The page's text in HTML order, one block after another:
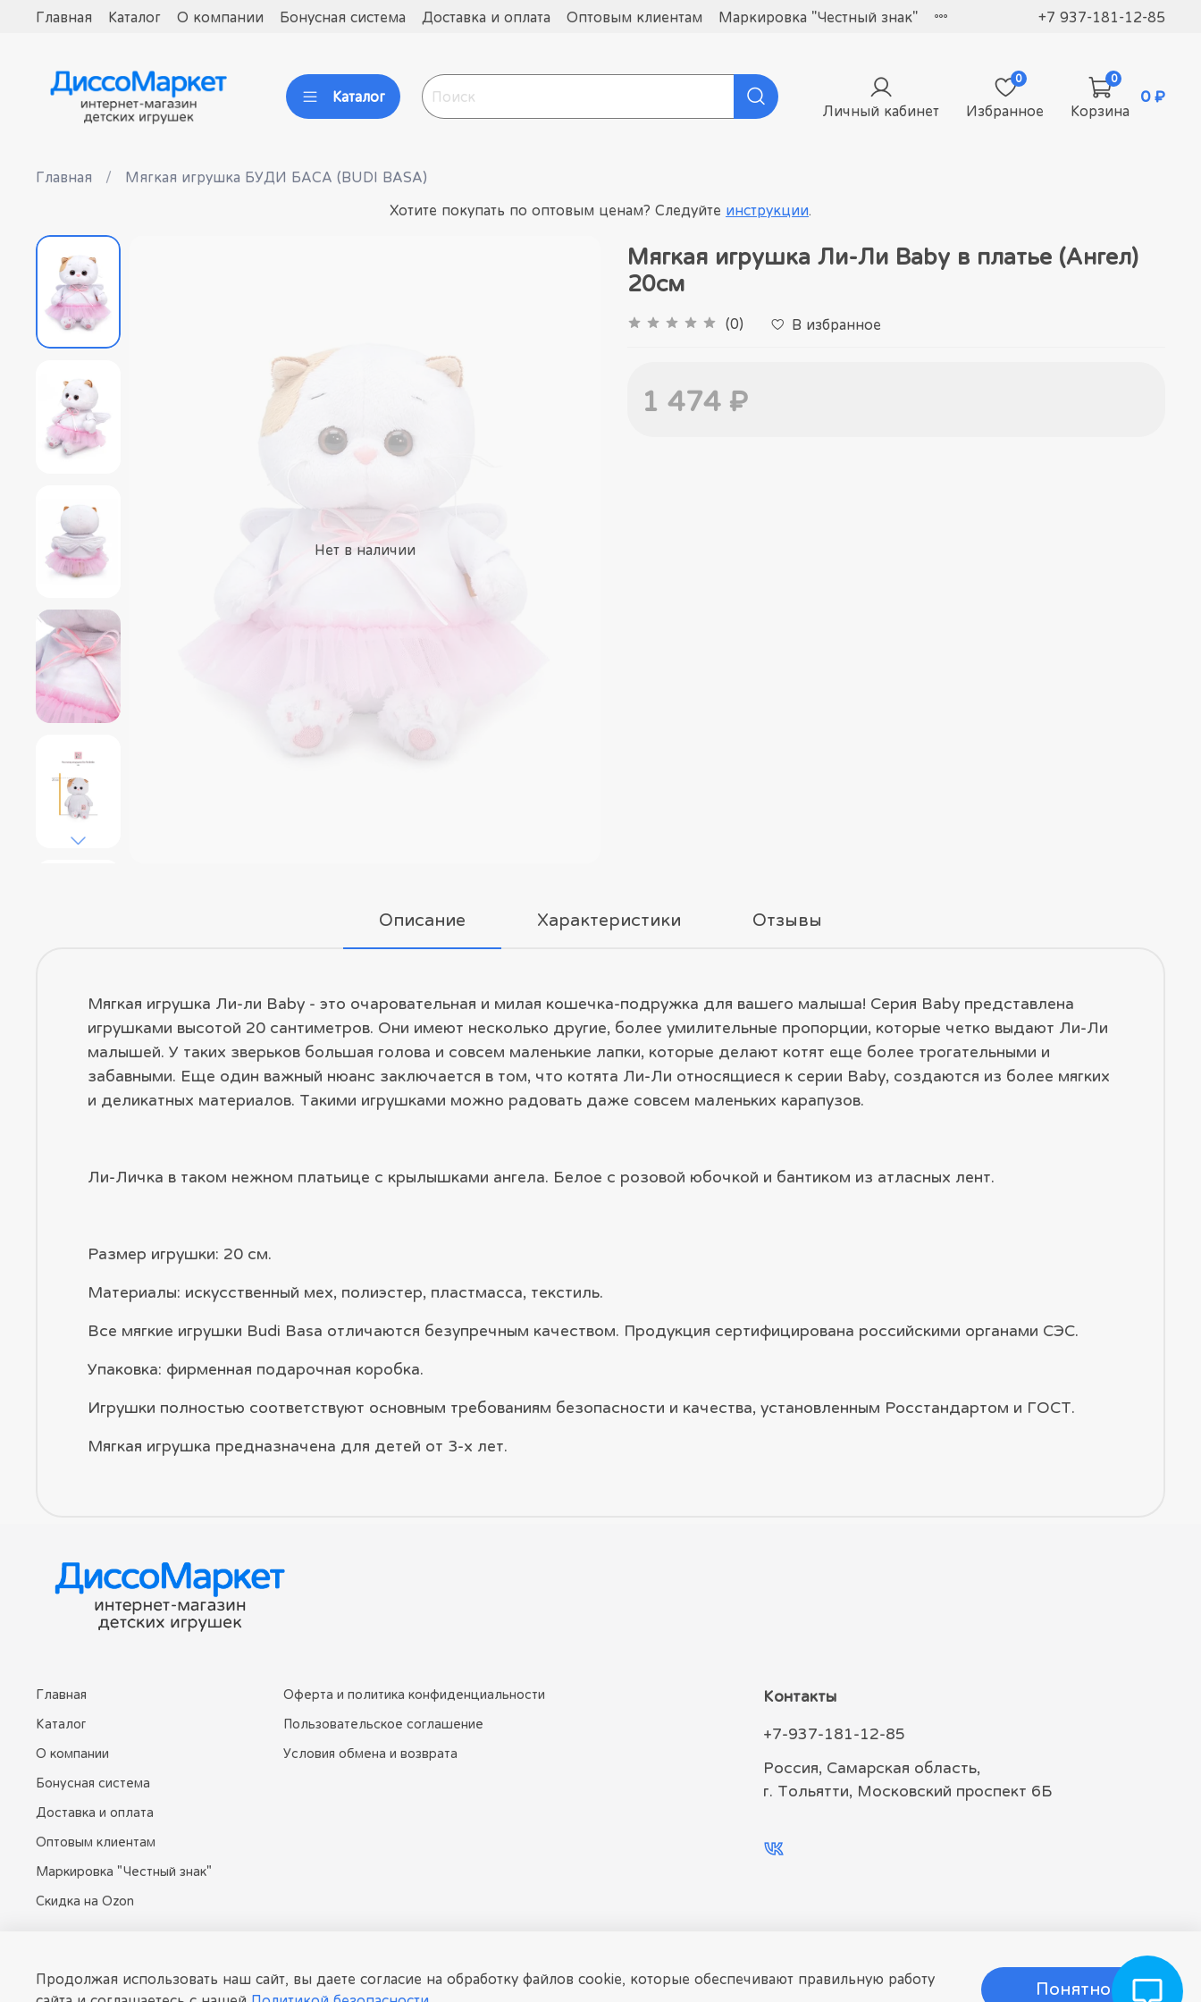
Главная Каталог О компании Бонусная система Доставка и оплата Оптовым клиентам Маркировка "Честный знак" +7 937-181-12-85
Каталог
Личный кабинет
0
Избранное
0
Корзина
0 ₽
Главная Мягкая игрушка БУДИ БАСА (BUDI BASA)
Хотите покупать по оптовым ценам? Следуйте инструкции.
Нет в наличии
Мягкая игрушка Ли-Ли Baby в платье (Ангел)
20см
(0) В избранное
1 474 ₽
Описание Характеристики Отзывы
Мягкая игрушка Ли-ли Baby - это очаровательная и милая кошечка-подружка для вашего малыша! Серия Baby представлена
игрушками высотой 20 сантиметров. Они имеют несколько другие, более умилительные пропорции, которые четко выдают Ли-Ли
малышей. У таких зверьков большая голова и совсем маленькие лапки, которые делают котят еще более трогательными и
забавными. Еще один важный нюанс заключается в том, что котята Ли-Ли относящиеся к серии Baby, создаются из более мягких
и деликатных материалов. Такими игрушками можно радовать даже совсем маленьких карапузов.
Ли-Личка в таком нежном платьице с крылышками ангела. Белое с розовой юбочкой и бантиком из атласных лент.
Размер игрушки: 20 см.
Материалы: искусственный мех, полиэстер, пластмасса, текстиль.
Все мягкие игрушки Budi Basa отличаются безупречным качеством. Продукция сертифицирована российскими органами СЭС.
Упаковка: фирменная подарочная коробка.
Игрушки полностью соответствуют основным требованиям безопасности и качества, установленным Росстандартом и ГОСТ.
Мягкая игрушка предназначена для детей от 3-х лет.
Главная
Каталог
О компании
Бонусная система
Доставка и оплата
Оптовым клиентам
Маркировка "Честный знак"
Скидка на Ozon
Оферта и политика конфиденциальности
Пользовательское соглашение
Условия обмена и возврата
Контакты
+7-937-181-12-85
Россия, Самарская область,
г. Тольятти, Московский проспект 6Б
dissomarket.ru
Продолжая использовать наш сайт, вы даете согласие на обработку файлов cookie, которые обеспечивают правильную работу
Понятно